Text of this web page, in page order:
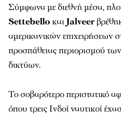
Σύμφωνα με διεθνή μέσα,
Settebello και Jalveer
αμερικανικών επιχειρήσεων
προσπάθειας περιορισμού
δικτύων.
Το σοβαρότερο περιστατικό
όπου τρεις Ινδοί ναυτικοί